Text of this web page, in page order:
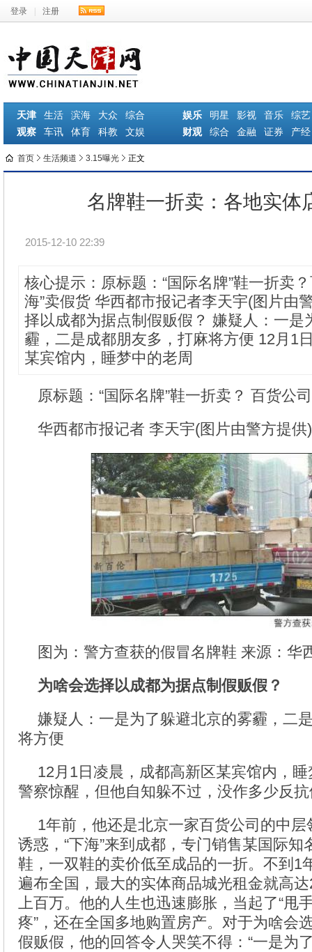
登录 注册
天津 生活 滨海 大众
综合
观察
车讯 体育 科教 文娱
娱乐 明星 影视 音乐
综艺
财观
综合 金融 证券 产经
首页 生活频道 3.15曝光 正文
名牌鞋一折卖：各地实体
2015-12-10 22:39
核心提示：原标题：“国际名牌”鞋一折卖
海”卖假货 华西都市报记者李天宇(图片由
择以成都为据点制假贩假？ 嫌疑人：一是
霾，二是成都朋友多，打麻将方便 12月1
某宾馆内，睡梦中的老周
原标题：“国际名牌”鞋一折卖？ 百货公
华西都市报记者 李天宇(图片由警方提供)
图为：警方查获的假冒名牌鞋 来源：华
为啥会选择以成都为据点制假贩假？
嫌疑人：一是为了躲避北京的雾霾，二
将方便
12月1日凌晨，成都高新区某宾馆内，
警察惊醒，但他自知躲不过，没作多少反
1年前，他还是北京一家百货公司的中
诱惑，“下海”来到成都，专门销售某国际知
鞋，一双鞋的卖价低至成品的一折。不到1
遍布全国，最大的实体商品城光租金就高
上百万。他的人生也迅速膨胀，当起了“甩
疼”，还在全国多地购置房产。对于为啥会
假贩假，他的回答令人哭笑不得：“一是为